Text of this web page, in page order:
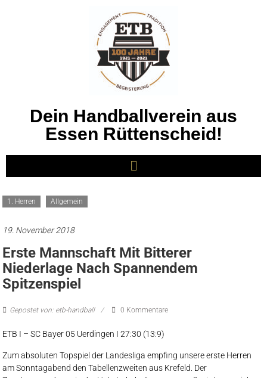
Dein Handballverein aus
Essen Rüttenscheid!
1. Herren Allgemein
19. November 2018
Erste Mannschaft Mit Bitterer
Niederlage Nach Spannendem
Spitzenspiel
Gepostet von: etb-handball 0 Kommentare
ETB I – SC Bayer 05 Uerdingen I 27:30 (13:9)
Zum absoluten Topspiel der Landesliga empfing unsere erste Herren
am Sonntagabend den Tabellenzweiten aus Krefeld. Der